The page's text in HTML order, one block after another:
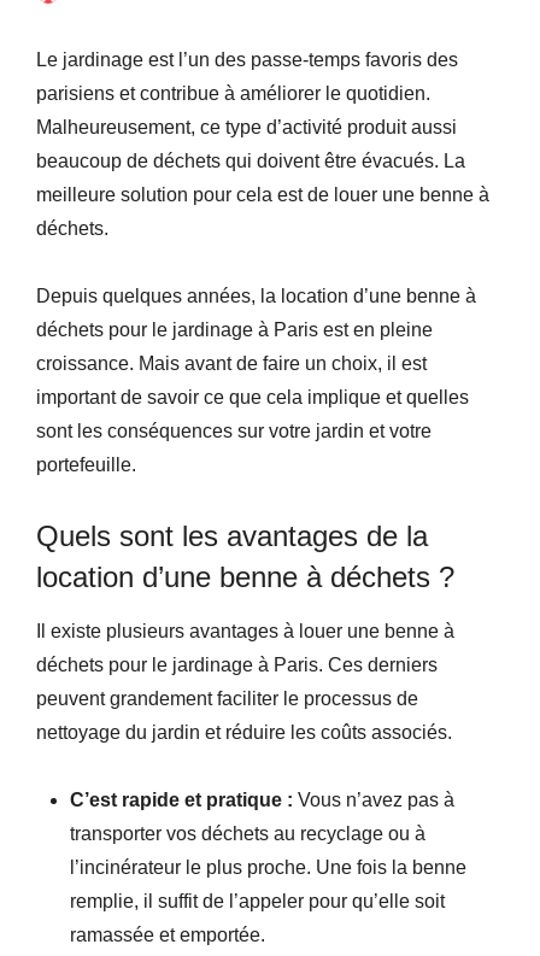
Le jardinage est l’un des passe-temps favoris des
parisiens et contribue à améliorer le quotidien.
Malheureusement, ce type d’activité produit aussi
beaucoup de déchets qui doivent être évacués. La
meilleure solution pour cela est de louer une benne à
déchets.
Depuis quelques années, la location d’une benne à
déchets pour le jardinage à Paris est en pleine
croissance. Mais avant de faire un choix, il est
important de savoir ce que cela implique et quelles
sont les conséquences sur votre jardin et votre
portefeuille.
Quels sont les avantages de la
location d’une benne à déchets ?
Il existe plusieurs avantages à louer une benne à
déchets pour le jardinage à Paris. Ces derniers
peuvent grandement faciliter le processus de
nettoyage du jardin et réduire les coûts associés.
C’est rapide et pratique : Vous n’avez pas à
transporter vos déchets au recyclage ou à
l’incinérateur le plus proche. Une fois la benne
remplie, il suffit de l’appeler pour qu’elle soit
ramassée et emportée.